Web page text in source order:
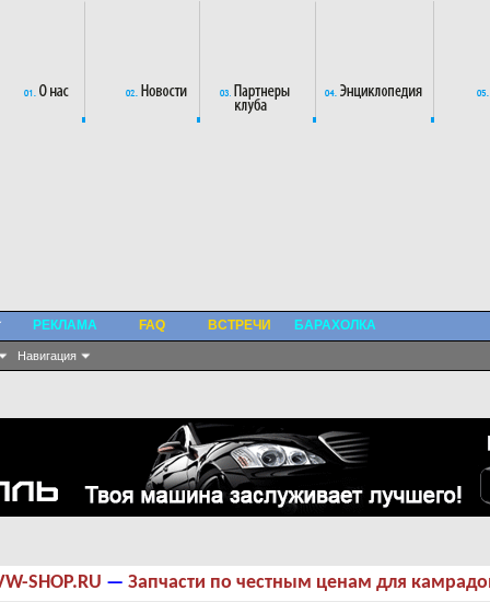
Навигация
РЕКЛАМА FAQ ВСТРЕЧИ БАРАХОЛКА
SHOP.RU — Запчасти по честным ценам для